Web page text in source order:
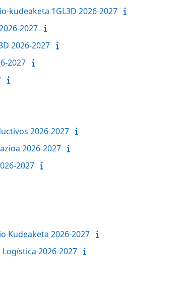
kudeaketa 1GL3D 2026-2027
2027
2026-2027
2027
2026-2027
2026-2027
2027
Kudeaketa 2026-2027
2026-2027